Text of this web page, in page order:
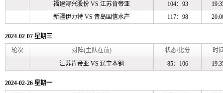
福建浔兴股份VS 江苏肯帝亚 104：93
新疆伊力特VS 青岛国信水产 117：98
2024-02-07 星期三
轮次
对阵(主队在前) 状态/比分
时
江苏肯帝亚VS 辽宁本钢 85：106
2024-02-26 星期一